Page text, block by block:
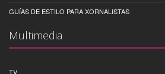
GUÍAS DE ESTILO PARA XORNALISTAS
Multimedia
TV